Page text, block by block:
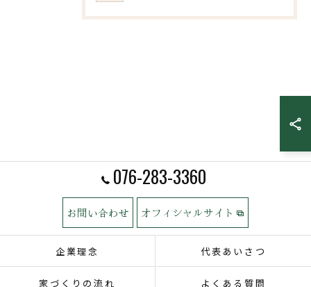
076-283-3360
お問い合わせ オフィシャルサイト
企業理念 代表あいさつ
家づくりの流れ よくある質問